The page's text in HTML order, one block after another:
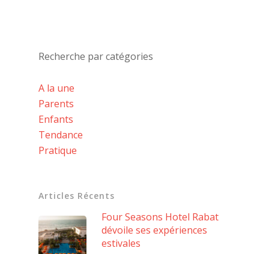
Recherche par catégories
A la une
Parents
Enfants
Tendance
Pratique
Articles Récents
Four Seasons Hotel Rabat
dévoile ses expériences
estivales